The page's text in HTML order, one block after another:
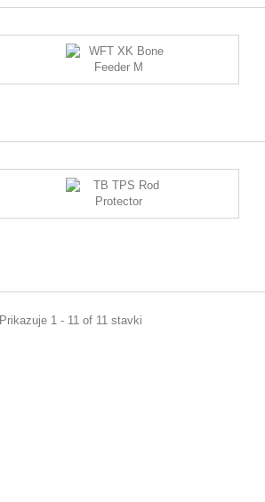
Prikazuje 1 - 11 of 11 stavki